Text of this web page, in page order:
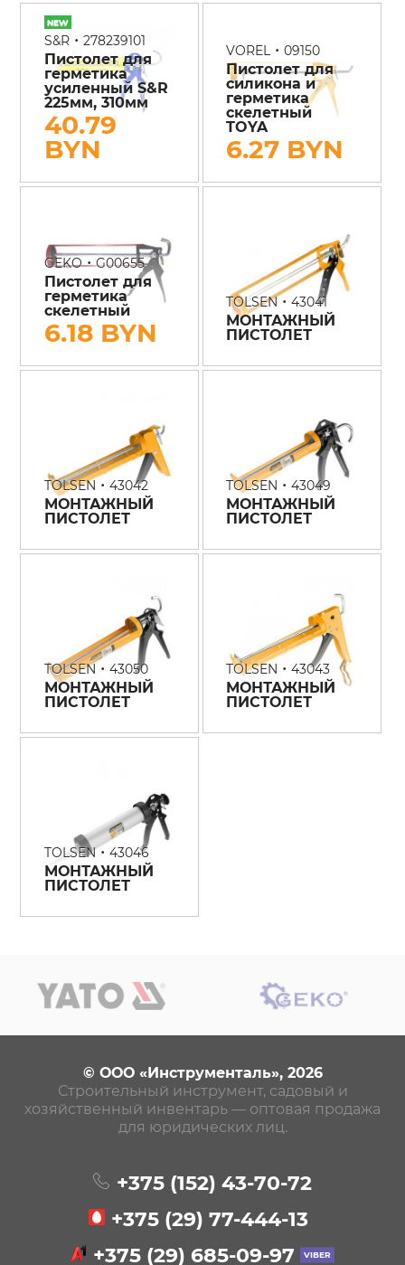
S&R• 278239101
Пистолет для
герметика
усиленный S&R
225мм, 310мм
40.79
BYN
VOREL •09150
Пистолет для
силикона и
герметика
скелетный
TOYA
6.27 BYN
GEKO•G00655
Пистолет для
герметика
скелетный
6.18 BYN
TOLSEN•43041
МОНТАЖНЫЙ
ПИСТОЛЕТ
TOLSEN• 43042
МОНТАЖНЫЙ
ПИСТОЛЕТ
TOLSEN •43049
МОНТАЖНЫЙ
ПИСТОЛЕТ
TOLSEN• 43050
МОНТАЖНЫЙ
ПИСТОЛЕТ
TOLSEN •43043
МОНТАЖНЫЙ
ПИСТОЛЕТ
TOLSEN• 43046
МОНТАЖНЫЙ
ПИСТОЛЕТ
© ООО «Инструменталь», 2026
Строительный инструмент, садовый и
хозяйственный инвентарь — оптовая продажа
для юридических лиц.
+375 (152) 43-70-72
+375 (29)77-444-13
+375 (29) 685-09-97